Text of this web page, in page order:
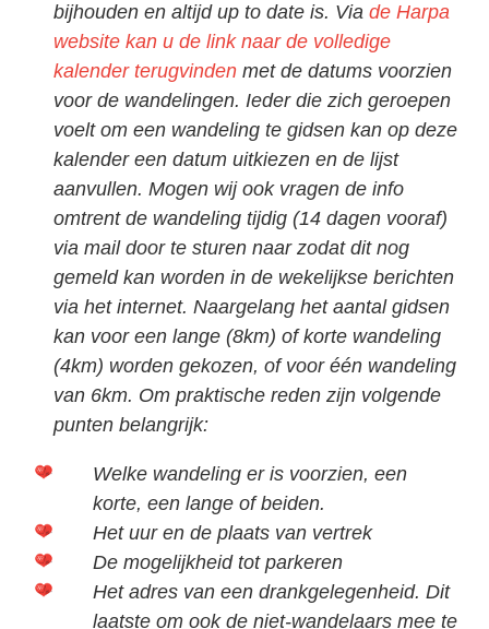
bijhouden en altijd up to date is. Via de Harpa
website kan u de link naar de volledige
kalender terugvinden met de datums voorzien
voor de wandelingen. Ieder die zich geroepen
voelt om een wandeling te gidsen kan op deze
kalender een datum uitkiezen en de lijst
aanvullen. Mogen wij ook vragen de info
omtrent de wandeling tijdig (14 dagen vooraf)
via mail door te sturen naar zodat dit nog
gemeld kan worden in de wekelijkse berichten
via het internet. Naargelang het aantal gidsen
kan voor een lange (8km) of korte wandeling
(4km) worden gekozen, of voor één wandeling
van 6km. Om praktische reden zijn volgende
punten belangrijk:
Welke wandeling er is voorzien, een
korte, een lange of beiden.
Het uur en de plaats van vertrek
De mogelijkheid tot parkeren
Het adres van een drankgelegenheid. Dit
laatste om ook de niet-wandelaars mee te